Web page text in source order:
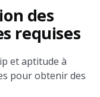
des
requises
et aptitude à
pour obtenir des